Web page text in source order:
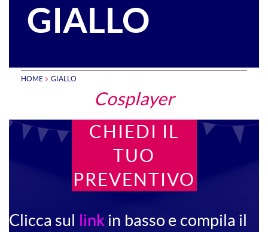
GIALLO
HOME GIALLO
Cosplayer
CHIEDI IL
TUO
PREVENTIVO
Clicca sul link in basso e compila il